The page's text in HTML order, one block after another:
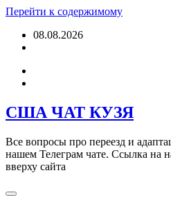
Перейти к содержимому
08.08.2026
США ЧАТ КУЗЯ
Все вопросы про переезд и
нашем Телеграм чате. Ссылка на
вверху сайта